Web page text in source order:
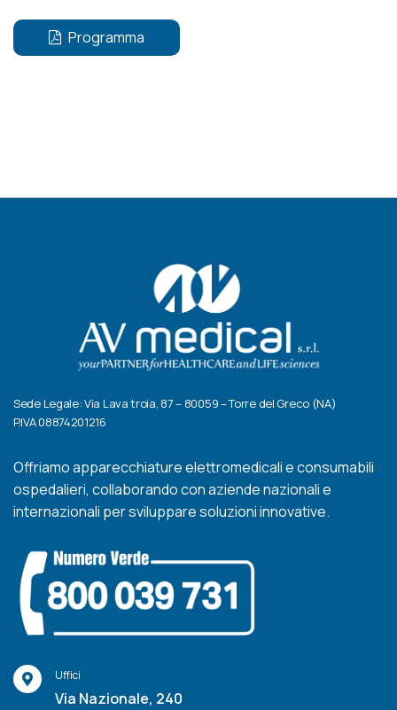
Programma
Sede Legale: Via Lava troia, 87 – 80059 – Torre del Greco (NA)
P.IVA 08874201216
Offriamo apparecchiature elettromedicali e consumabili
ospedalieri, collaborando con aziende nazionali e
internazionali per sviluppare soluzioni innovative.
Uffici
Via Nazionale, 240